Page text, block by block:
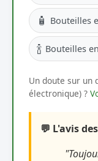
🧴 Bouteilles
🍾 Bouteilles
Un doute sur un
électronique) ?
💬 L'avis